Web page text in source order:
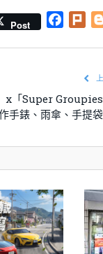
Post
x「Super
手錶、雨傘、手提袋